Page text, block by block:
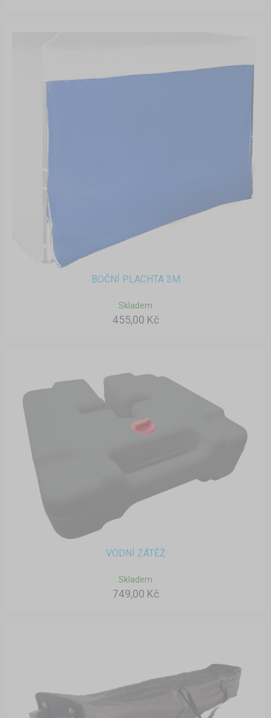
BOČNÍ PLACHTA 3M
Skladem
455,00 Kč
VODNÍ ZÁTĚŽ
Skladem
749,00 Kč